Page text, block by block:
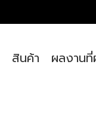
สินค้า ผลงานที่